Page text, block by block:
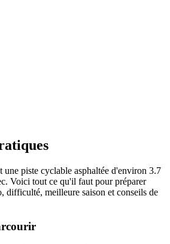
une piste cyclable asphaltée d'environ 3.7
Voici tout ce qu'il faut pour préparer
difficulté, meilleure saison et conseils de